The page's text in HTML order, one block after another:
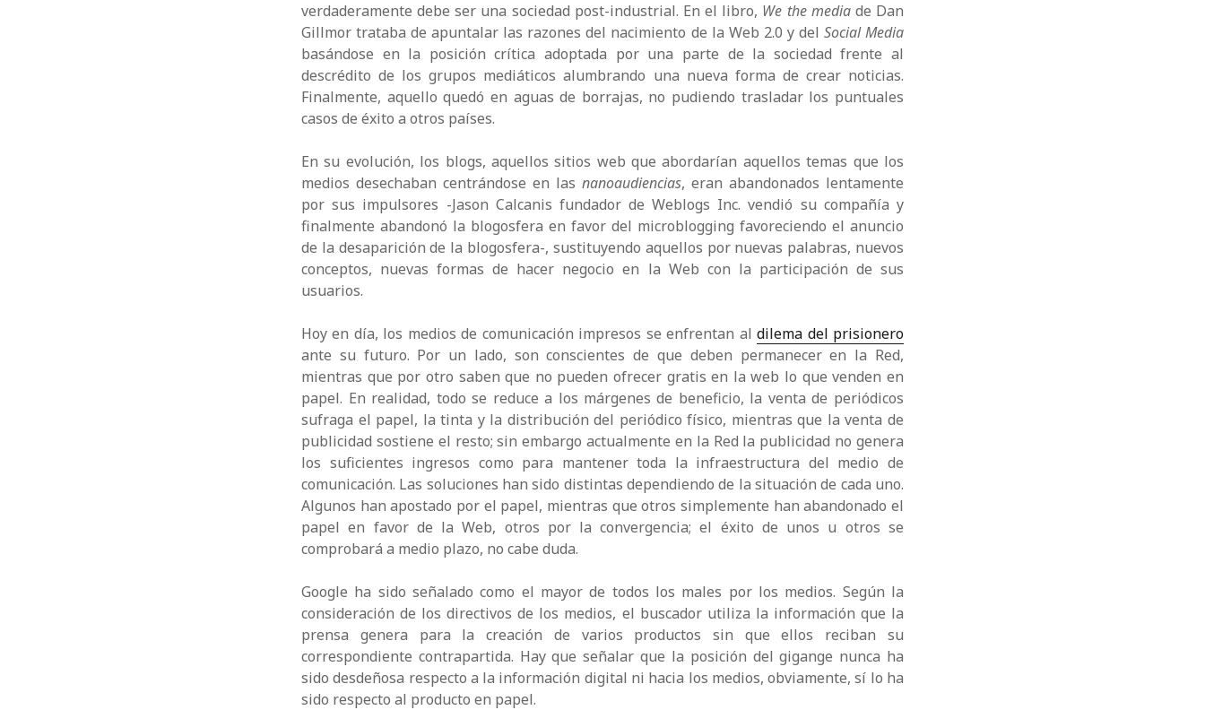
verdaderamente debe ser una sociedad post-industrial. En el libro, We the mediade Dan
Gillmor trataba de apuntalar las razones del nacimiento de la Web 2.0 y del Social Media
basándose en la posición crítica adoptada por una parte de la sociedad frente al
descrédito de los grupos mediáticos alumbrando una nueva forma de crear noticias.
Finalmente, aquello quedó en aguas de borrajas, no pudiendo trasladar los puntuales
casos de éxito a otros países.
En su evolución, los blogs, aquellos sitios web que abordarían aquellos temas que los
medios desechaban centrándose en las nanoaudiencias, eran abandonados lentamente
por sus impulsores -Jason Calcanis fundador de Weblogs Inc. vendió su compañía y
finalmente abandonó la blogosfera en favor del microblogging favoreciendo el anuncio
de la desaparición de la blogosfera-, sustituyendo aquellos por nuevas palabras, nuevos
conceptos, nuevas formas de hacer negocio en la Web con la participación de sus
usuarios.
Hoy en día, los medios de comunicación impresos se enfrentan aldilema del prisionero
ante su futuro. Por un lado, son conscientes de que deben permanecer en la Red,
mientras que por otro saben que no pueden ofrecer gratis en la web lo que venden en
papel. En realidad, todo se reduce a los márgenes de beneficio, la venta de periódicos
sufraga el papel, la tinta y la distribución del periódico físico, mientras que la venta de
publicidad sostiene el resto; sin embargo actualmente en la Red la publicidad no genera
los suficientes ingresos como para mantener toda la infraestructura del medio de
comunicación. Las soluciones han sido distintas dependiendo de la situación de cada uno.
Algunos han apostado por el papel, mientras que otros simplemente han abandonado el
papel en favor de la Web, otros por la convergencia; el éxito de unos u otros se
comprobará a medio plazo, no cabe duda.
Google ha sido señalado como el mayor de todos los males por los medios. Según la
consideración de los directivos de los medios, el buscador utiliza la información que la
prensa genera para la creación de varios productos sin que ellos reciban su
correspondiente contrapartida. Hay que señalar que la posición del gigange nunca ha
sido desdeñosa respecto a la información digital ni hacia los medios, obviamente, sí lo ha
sido respecto al producto en papel.